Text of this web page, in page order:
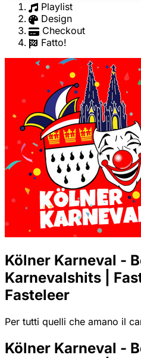
Playlist
Design
Checkout
Fatto!
Kölner Karneval -
Karnevalshits |
Fasteleer
Per tutti quelli che amano il
Kölner Karneval -